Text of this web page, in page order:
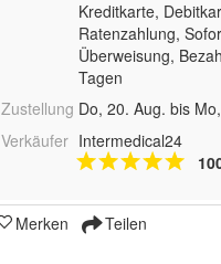
Kreditkarte,
Ratenzahlung,
Überweisung,
Tagen
Zustellung Do, 20. Aug. bis
Verkäufer Intermedical24
Merken Teilen